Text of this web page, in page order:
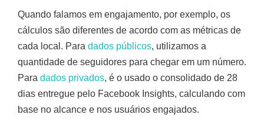
Quando falamos em engajamento, por exemplo, os
cálculos são diferentes de acordo com as métricas de
cada local. Para dados públicos, utilizamos a
quantidade de seguidores para chegar em um número.
Para dados privados, é o usado o consolidado de 28
dias entregue pelo Facebook Insights, calculando com
base no alcance e nos usuários engajados.